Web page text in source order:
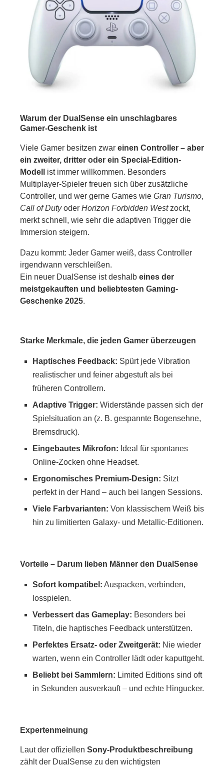
Warum der DualSense ein unschlagbares
Gamer-Geschenk ist
Viele Gamer besitzen zwar einen Controller – aber
ein zweiter, dritter oder ein Special-Edition-
Modell
ist immer willkommen. Besonders
Multiplayer-Spieler freuen sich über zusätzliche
Controller, und wer gerne Games wie Gran Turismo,
Call of Dutyoder Horizon Forbidden Westzockt,
merkt schnell, wie sehr die adaptiven Trigger die
Immersion steigern.
Dazu kommt: Jeder Gamer weiß, dass Controller
irgendwann verschleißen.
Ein neuer DualSense ist deshalb eines der
meistgekauften und beliebtesten Gaming-
Geschenke 2025.
Starke Merkmale, die jeden Gamer überzeugen
Haptisches Feedback: Spürt jede Vibration
realistischer und feiner abgestuft als bei
früheren Controllern.
Adaptive Trigger: Widerstände passen sich der
Spielsituation an (z. B. gespannte Bogensehne,
Bremsdruck).
Eingebautes Mikrofon: Ideal für spontanes
Online-Zocken ohne Headset.
Ergonomisches Premium-Design: Sitzt
perfekt in der Hand – auch bei langen Sessions.
Viele Farbvarianten: Von klassischem Weiß bis
hin zu limitierten Galaxy- und Metallic-Editionen.
Vorteile – Darum lieben Männer den DualSense
Sofort kompatibel: Auspacken, verbinden,
losspielen.
Verbessert das Gameplay: Besonders bei
Titeln, die haptisches Feedback unterstützen.
Perfektes Ersatz- oder Zweitgerät: Nie wieder
warten, wenn ein Controller lädt oder kaputtgeht.
Beliebt bei Sammlern: Limited Editions sind oft
in Sekunden ausverkauft – und echte Hingucker.
Expertenmeinung
Laut der offiziellen Sony-Produktbeschreibung
zählt der DualSense zu den wichtigsten